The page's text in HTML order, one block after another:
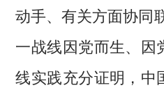
动手、有关方面协同
一战线因党而生、因
线实践充分证明，中